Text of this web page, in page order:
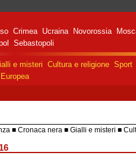
Crimea Ucraina Novorossia
Sebastopoli
e misteri Cultura e religione Sport
Cronaca nera Gialli e misteri